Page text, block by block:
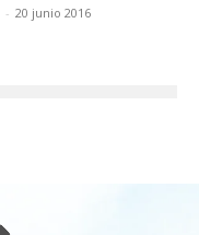
- 20 junio 2016